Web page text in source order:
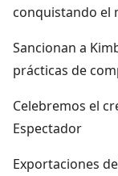
conquistando el
Sancionan a
prácticas de
Celebremos el
Espectador
Exportaciones